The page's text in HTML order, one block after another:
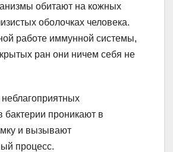
обитают на кожных
оболочках человека.
работе иммунной системы,
ран они ничем себя не
бактерии проникают в
и вызывают
процесс.